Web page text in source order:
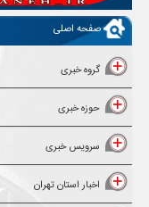
صفحه اصلی
گروه خبری
حوزه خبری
سرویس خبری
اخبار استان تهران